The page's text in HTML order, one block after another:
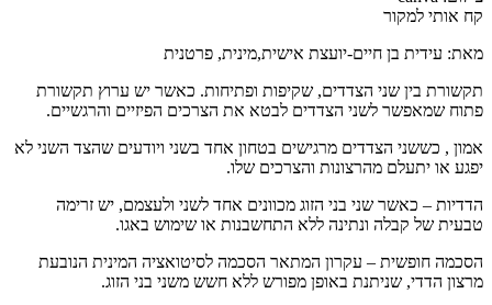
קח אותי למקור
מאת: עידית בן חיים-יועצת אישית,מינית, פרטנית
תקשורת בין שני הצדדים, שקיפות ופתיחות. כאשר יש ערוץ תקשורת
פתוח שמאפשר לשני הצדדים לבטא את הצרכים הפיזיים והרגשיים.
אמון , כששני הצדדים מרגישים בטחון אחד בשני ויודעים שהצד השני לא
יפגע או יתעלם מהרצונות והצרכים שלו.
הדדיות – כאשר שני בני הזוג מכוונים אחד לשני ולעצמם, יש זרימה
טבעית של קבלה ונתינה ללא התחשבנות או שימוש באגו.
הסכמה חופשית – עקרון המתאר הסכמה לסיטואציה המינית הנובעת
מרצון הדדי, שניתנת באופן מפורש ללא חשש משני בני הזוג.